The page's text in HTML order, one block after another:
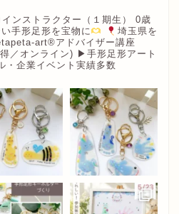
ンストラクター（１期生）
0歳
手形足形を宝物に
埼玉県を
art®アドバイザー講座
／オンライン) ▶︎手形足形アート
・企業イベント実績多数